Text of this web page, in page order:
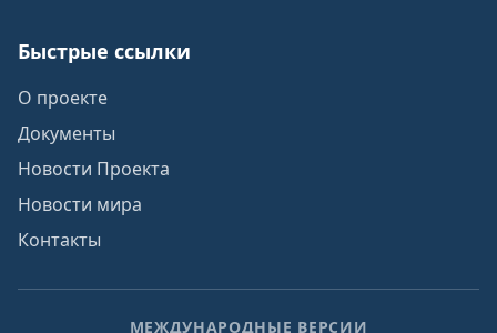
Быстрые ссылки
О проекте
Документы
Новости Проекта
Новости мира
Контакты
МЕЖДУНАРОДНЫЕ ВЕРСИИ